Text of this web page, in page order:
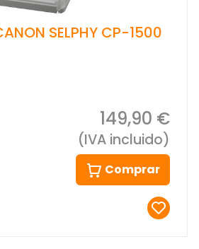
SELPHY CP-1500
149,90 €
(IVA incluido)
Comprar